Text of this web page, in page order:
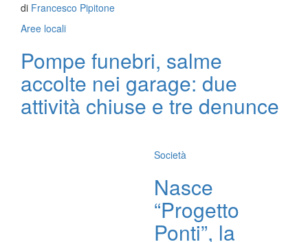
di Francesco Pipitone
Aree locali
Pompe funebri, salme
accolte nei garage: due
attività chiuse e tre denunce
Società
Nasce
“Progetto
Ponti”, la